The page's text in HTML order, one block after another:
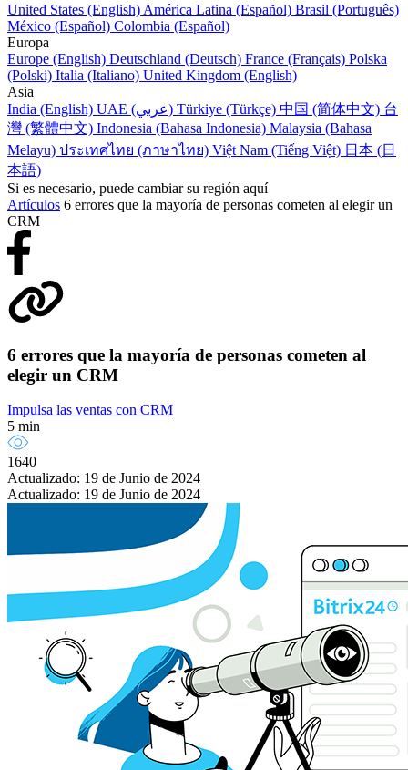
United States (English) América Latina (Español) Brasil (Português)
México (Español) Colombia (Español)
Europa
Europe (English) Deutschland (Deutsch) France (Français) Polska
(Polski) Italia (Italiano) United Kingdom (English)
Asia
India (English)
UAE (عربي) Türkiye (Türkçe) 中国 (简体中文) 台
灣 (繁體中文) Indonesia (Bahasa Indonesia) Malaysia (Bahasa
Melayu) ประเทศไทย (ภาษาไทย) Việt Nam (Tiếng Việt) 日本 (日
本語)
Si es necesario, puede cambiar su región aquí
Artículos 6 errores que la mayoría de personas cometen al elegir un
CRM
6 errores que la mayoría de personas cometen al
elegir un CRM
Impulsa las ventas con CRM
5 min
1640
Actualizado: 19 de Junio de 2024
Actualizado: 19 de Junio de 2024